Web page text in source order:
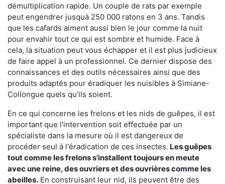
démultiplication rapide. Un couple de rats par exemple
peut engendrer jusquà 250 000 ratons en 3 ans. Tandis
que les cafards aiment aussi bien le jour comme la nuit
pour envahir tout ce qui est sombre et humide. Face à
cela, la situation peut vous échapper et il est plus judicieux
de faire appel à un professionnel. Ce dernier dispose des
connaissances et des outils nécessaires ainsi que des
produits adaptés pour éradiquer les nuisibles à Simiane-
Collongue quels qu'ils soient.
En ce qui concerne les frelons et les nids de guêpes, il est
important que l'intervention soit effectuée par un
spécialiste dans la mesure où il est dangereux de
procéder seul à l'éradication de ces insectes. Les guêpes
tout comme les frelons s'installent toujours en meute
avec une reine, des ouvriers et des ouvrières comme les
abeilles. En construisant leur nid, ils peuvent être des